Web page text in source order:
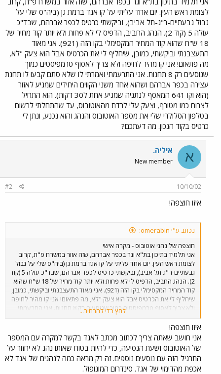
לצומת ראש העין. יום אחד עליתי על קו אגד ברמת גן (ביה"ס שלי על
גבול גבעתיים-ר"ג-תל אביב), וביקשתי כרטיס לכפר אברהם, שבד"כ
עולה 5 (קוד 2). הנהג החביב, הדפיס לי לא פחות ולא יותר קוד מחיר של
18 ש"ח שהוא קוד המחיר המקסימלי בקו הזה (921). אני מאוד
התעצבנתי וביקשתי, כמובן, שיחליף לי את הכרטיס אבל הוא צעק "לא,
מה פתאום! אני קו מהיר לחיפה ולא צריך לאסוף טרמפיסטים כמוך
שנוסעים רק 8 תחנות. אני התרעמתי ואמרתי לו שלא סתם קבעו לו תחנת
עצירה בכפר אברהם ושהוא אחד משני הקווים היחידים שמגיע לאזור
(הוא וקו 641 המאסף לנתניה שמגיע אחת ל30 דקות). הוא התחיל
לצרוח כמו מטורף, וצעק עלי לרדת מהאוטובוס, עד שהתחלתי לרשום
בטלפון הסלולרי שלי את מספר האוטובוס והנהג והוא נכנע, ונתן לי
כרטיס בקוד הנכון. מה דעתכם?
א איליה.
New member
10/10/02
#2
איזו חוצפה!
נכתב ע"י omerabin:
חוצפה של נהגי אוטובוס - מקרה אישי
אני תלמיד בתיכון בת"א וגר בכפר אברהם, שזה אזור במשרח פ"ת, קרוב
לצומת ראש העין. יום אחד עליתי על קו אגד ברמת גן (ביה"ס שלי על גבול
גבעתיים-ר"ג-תל אביב), וביקשתי כרטיס לכפר אברהם, שבד"כ עולה 5 (קוד
2). הנהג החביב, הדפיס לי לא פחות ולא יותר קוד מחיר של 18 ש"ח שהוא
קוד המחיר המקסימלי בקו הזה (921). אני מאוד התעצבנתי וביקשתי, כמובן,
שיחליף לי את הכרטיס אבל הוא צעק "לא, מה פתאום! אני קו מהיר לחיפה
ולא צריך לאסוף טרמפיסטים כמוך שנוסעים רק 8 תחנות. אני התרעמתי
ואמרתי לו שלא סתם קבעו לו תחנת עצירה בכפר אברהם ושהוא אחד
אחת ל30 דקות). הוא התחיל לצרוח כמו מטורף, וצעק עלי לרדת
מהאוטובוס, עד שהתחלתי לרשום בטלפון הסלולרי שלי את מספר
האוטובוס והנהג והוא נכנע, ונתן לי כרטיס בקוד הנכון. מה דעתכם?
לחץ כדי להרחיב...
איזו חוצפה!
אני חושב שאתה צריך לכתוב מכתב לאגד בקשר למקרה עם המספר
של האוטובוס ושעת הנסיעה, כדי להיות בטוח שאותו נהג לא יחזור על
התרגיל הזה עם נוסעים נוספים. זה רק מראה כמה לנהגים של אגד לא
אכפת מהדימוי של אגד. סינדרום המונופול.